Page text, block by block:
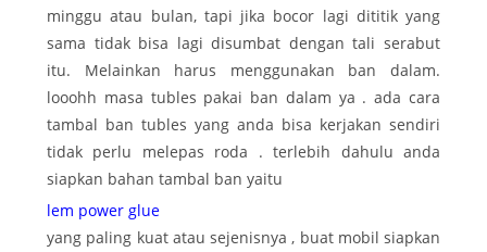
minggu atau bulan, tapi jika bocor lagi dititik yang
sama tidak bisa lagi disumbat dengan tali serabut
itu. Melainkan harus menggunakan ban dalam.
looohh masa tubles pakai ban dalam ya . ada cara
tambal ban tubles yang anda bisa kerjakan sendiri
tidak perlu melepas roda . terlebih dahulu anda
siapkan bahan tambal ban yaitu
lem power glue
yang paling kuat atau sejenisnya , buat mobil siapkan